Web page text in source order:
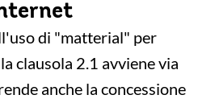
di "matterial" per
clausola 2.1 avviene via
anche la concessione